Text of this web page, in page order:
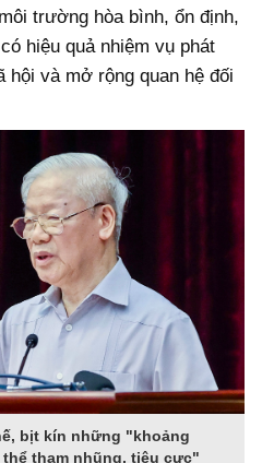
trường hòa bình, ổn định,
hiệu quả nhiệm vụ phát
hội và mở rộng quan hệ đối
bịt kín những "khoảng
tham nhũng, tiêu cực"